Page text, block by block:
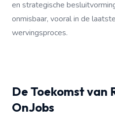
en strategische
onmisbaar, vooral in de
wervingsproces.
De Toekomst van
OnJobs